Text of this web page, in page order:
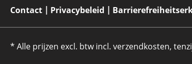
Contact Privacybeleid
* Alle prijzen excl. btw incl. verzendkosten,